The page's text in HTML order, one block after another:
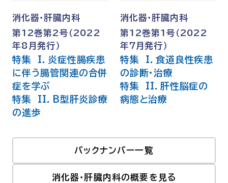
消化器・肝臓内科
第12巻第2号（2022
年8月発行）
特集 I．炎症性腸疾患
に伴う腸管関連の合併
症を学ぶ
特集 II．B型肝炎診療
の進歩
消化器・肝臓内科
第12巻第1号（2022
年7月発行）
特集 I．食道良性疾患
の診断・治療
特集 II．肝性脳症の
病態と治療
バックナンバー一覧
消化器・肝臓内科の概要を見る